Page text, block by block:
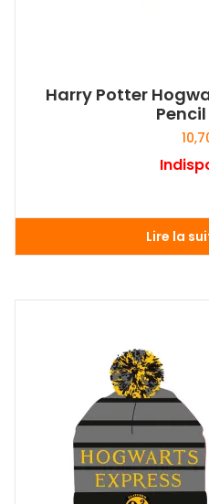
Harry Potter
Lire la